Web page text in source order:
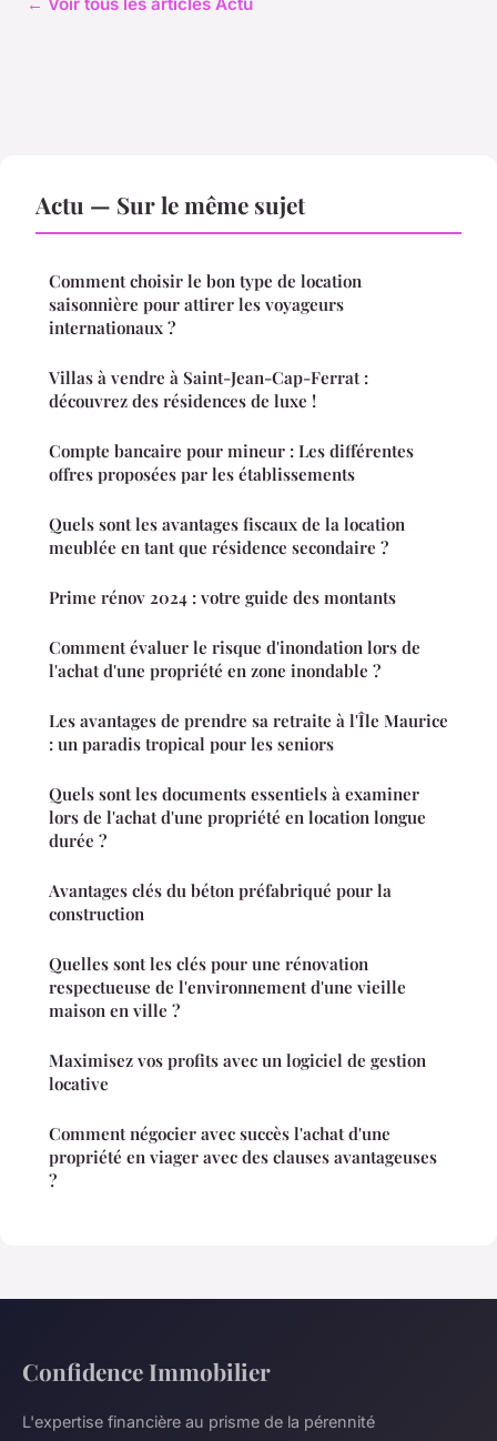
Actu — Sur le même sujet
Comment choisir le bon type de location
saisonnière pour attirer les voyageurs
internationaux ?
Villas à vendre à Saint-Jean-Cap-Ferrat :
découvrez des résidences de luxe !
Compte bancaire pour mineur : Les différentes
offres proposées par les établissements
Quels sont les avantages fiscaux de la location
meublée en tant que résidence secondaire ?
Prime rénov 2024 : votre guide des montants
Comment évaluer le risque d'inondation lors de
l'achat d'une propriété en zone inondable ?
Les avantages de prendre sa retraite à l'Île Maurice
: un paradis tropical pour les seniors
Quels sont les documents essentiels à examiner
lors de l'achat d'une propriété en location longue
durée ?
Avantages clés du béton préfabriqué pour la
construction
Quelles sont les clés pour une rénovation
respectueuse de l'environnement d'une vieille
maison en ville ?
Maximisez vos profits avec un logiciel de gestion
locative
Comment négocier avec succès l'achat d'une
propriété en viager avec des clauses avantageuses
?
Confidence Immobilier
L'expertise financière au prisme de la pérennité